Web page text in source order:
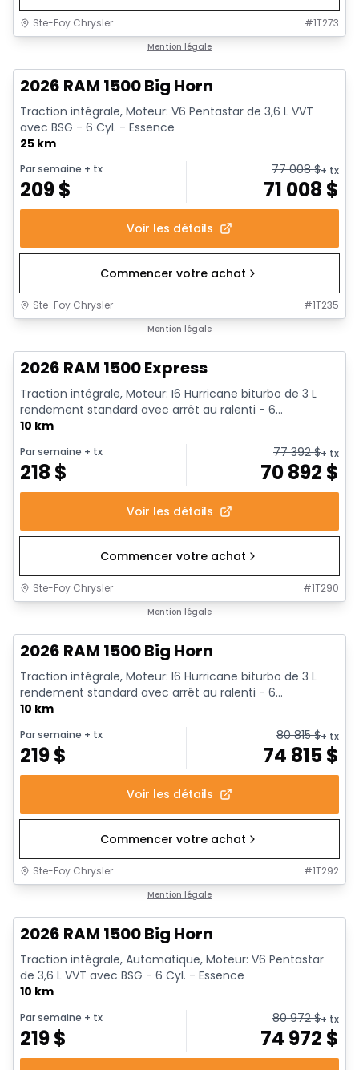
Ste-Foy Chrysler #1T273
Mention légale
2026 RAM 1500 Big Horn
Traction intégrale, Moteur: V6 Pentastar de 3,6 L VVT
avec BSG - 6 Cyl. - Essence
25 km
Par semaine + tx
209$
77 008$+ tx
71 008 $
Voir les détails
Commencer votre achat
Ste-Foy Chrysler #1T235
Mention légale
2026 RAM 1500 Express
Traction intégrale, Moteur: I6 Hurricane biturbo de 3 L
rendement standard avec arrêt au ralenti - 6...
10 km
Par semaine + tx
218 $
77 392$+ tx
70 892 $
Voir les détails
Commencer votre achat
Ste-Foy Chrysler #1T290
Mention légale
2026 RAM 1500 Big Horn
Traction intégrale, Moteur: I6 Hurricane biturbo de 3 L
rendement standard avec arrêt au ralenti - 6...
10 km
Par semaine + tx
219$
80 815$+ tx
74 815$
Voir les détails
Commencer votre achat
Ste-Foy Chrysler #1T292
Mention légale
2026 RAM 1500 Big Horn
Traction intégrale, Automatique, Moteur: V6 Pentastar
de 3,6 L VVT avec BSG - 6 Cyl. - Essence
10 km
Par semaine + tx
219$
80 972$+ tx
74 972 $